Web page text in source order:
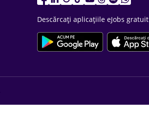
Descărcați aplicațiile eJobs gratuit